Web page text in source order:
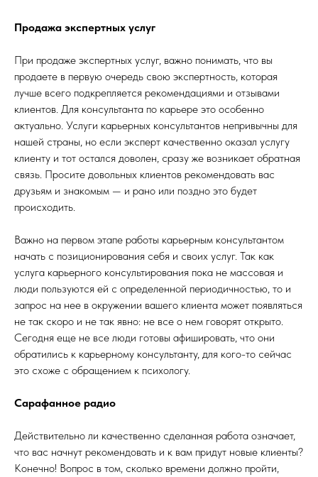
Продажа экспертных услуг
При продаже экспертных услуг, важно понимать, что вы
продаете в первую очередь свою экспертность, которая
лучше всего подкрепляется рекомендациями и отзывами
клиентов. Для консультанта по карьере это особенно
актуально. Услуги карьерных консультантов непривычны для
нашей страны, но если эксперт качественно оказал услугу
клиенту и тот остался доволен, сразу же возникает обратная
связь. Просите довольных клиентов рекомендовать вас
друзьям и знакомым — и рано или поздно это будет
происходить.
Важно на первом этапе работы карьерным консультантом
начать с позиционирования себя и своих услуг. Так как
услуга карьерного консультирования пока не массовая и
люди пользуются ей с определенной периодичностью, то и
запрос на нее в окружении вашего клиента может появляться
не так скоро и не так явно: не все о нем говорят открыто.
Сегодня еще не все люди готовы афишировать, что они
обратились к карьерному консультанту, для кого-то сейчас
это схоже с обращением к психологу.
Сарафанное радио
Действительно ли качественно сделанная работа означает,
что вас начнут рекомендовать и к вам придут новые клиенты?
Конечно! Вопрос в том, сколько времени должно пройти,